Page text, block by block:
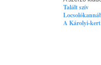
Talált szív
A Károlyi-